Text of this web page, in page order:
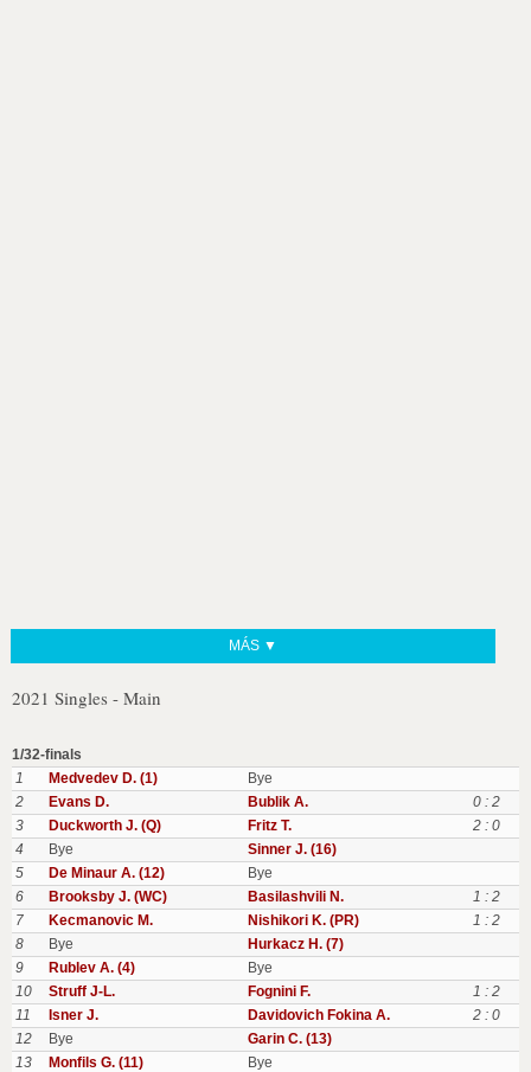
MÁS ▼
2021 Singles - Main
1/32-finals
1
Medvedev D. (1)
Bye
2
Evans D. Bublik A.
0 : 2
3
Duckworth J. (Q) Fritz T.
2 : 0
4
Bye
Sinner J. (16)
5
De Minaur A. (12)
Bye
6
Brooksby J. (WC) Basilashvili N.
1 : 2
7
Kecmanovic M. Nishikori K. (PR)
1 : 2
8
Bye
Hurkacz H. (7)
9
Rublev A. (4)
Bye
10
Struff J-L. Fognini F.
1 : 2
11
Isner J. Davidovich Fokina A.
2 : 0
12
Bye
Garin C. (13)
13
Monfils G. (11)
Bye